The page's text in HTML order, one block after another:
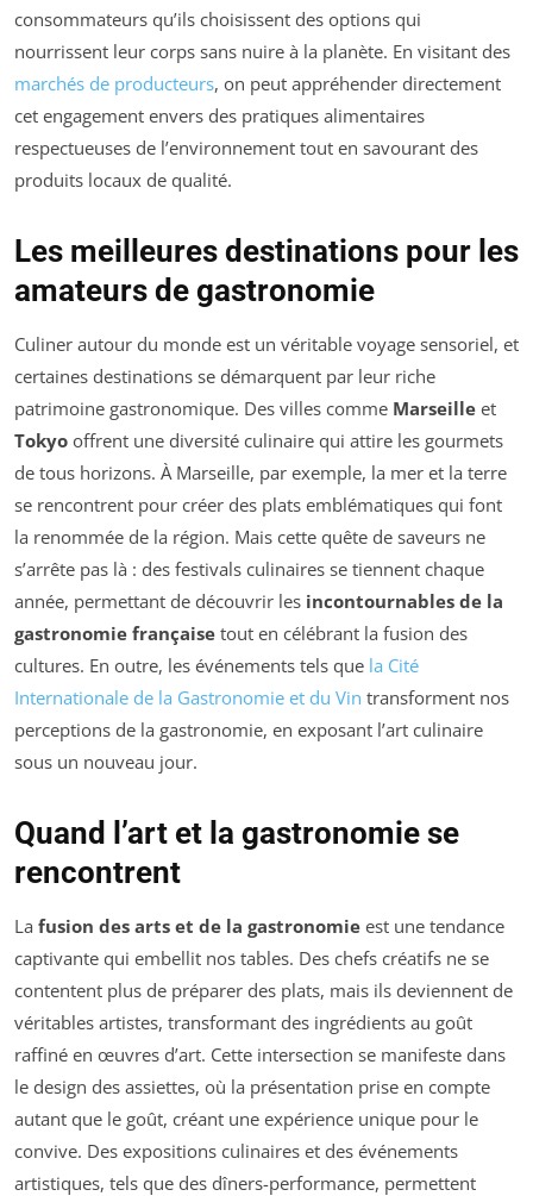
consommateurs qu’ils choisissent des options qui
nourrissent leur corps sans nuire à la planète. En visitant des
marchés de producteurs, on peut appréhender directement
cet engagement envers des pratiques alimentaires
respectueuses de l’environnement tout en savourant des
produits locaux de qualité.
Les meilleures destinations pour les
amateurs de gastronomie
Culiner autour du monde est un véritable voyage sensoriel, et
certaines destinations se démarquent par leur riche
patrimoine gastronomique. Des villes comme Marseille et
Tokyo offrent une diversité culinaire qui attire les gourmets
de tous horizons. À Marseille, par exemple, la mer et la terre
se rencontrent pour créer des plats emblématiques qui font
la renommée de la région. Mais cette quête de saveurs ne
s’arrête pas là : des festivals culinaires se tiennent chaque
année, permettant de découvrir les incontournables de la
gastronomie française tout en célébrant la fusion des
cultures. En outre, les événements tels que la Cité
Internationale de la Gastronomie et du Vin transforment nos
perceptions de la gastronomie, en exposant l’art culinaire
sous un nouveau jour.
Quand l’art et la gastronomie se
rencontrent
La fusion des arts et de la gastronomie est une tendance
captivante qui embellit nos tables. Des chefs créatifs ne se
contentent plus de préparer des plats, mais ils deviennent de
véritables artistes, transformant des ingrédients au goût
raffiné en œuvres d’art. Cette intersection se manifeste dans
le design des assiettes, où la présentation prise en compte
autant que le goût, créant une expérience unique pour le
convive. Des expositions culinaires et des événements
artistiques, tels que des dîners-performance, permettent